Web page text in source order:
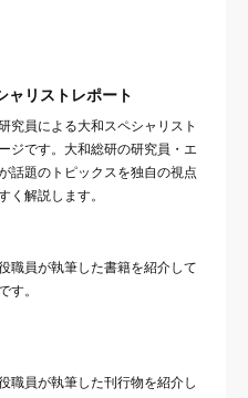
ャリストレポート
究員による大和スペシャリスト
ジです。大和総研の研究員・エ
話題のトピックスを独自の視点
く解説します。
職員が執筆した書籍を紹介して
す。
職員が執筆した刊行物を紹介し